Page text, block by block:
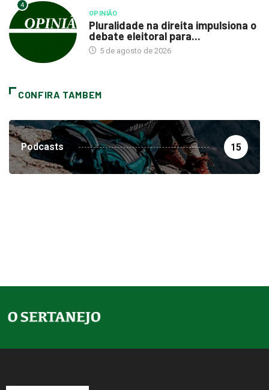
4
OPINIÃO
Pluralidade na direita impulsiona o
debate eleitoral para...
5 de agosto de 2026
CONFIRA TAMBEM
Podcasts 15